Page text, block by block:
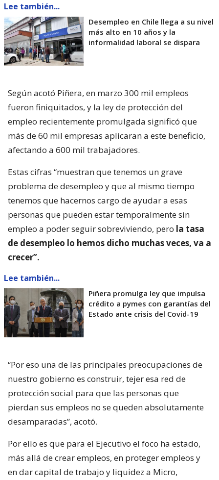
Lee también...
Desempleo en Chile llega a su nivel
más alto en 10 años y la
informalidad laboral se dispara
Según acotó Piñera, en marzo 300 mil empleos
fueron finiquitados, y la ley de protección del
empleo recientemente promulgada significó que
más de 60 mil empresas aplicaran a este beneficio,
afectando a 600 mil trabajadores.
Estas cifras “muestran que tenemos un grave
problema de desempleo y que al mismo tiempo
tenemos que hacernos cargo de ayudar a esas
personas que pueden estar temporalmente sin
empleo a poder seguir sobreviviendo, pero la tasa
de desempleo lo hemos dicho muchas veces, va a
crecer”.
Lee también...
Piñera promulga ley que impulsa
crédito a pymes con garantías del
Estado ante crisis del Covid-19
“Por eso una de las principales preocupaciones de
nuestro gobierno es construir, tejer esa red de
protección social para que las personas que
pierdan sus empleos no se queden absolutamente
desamparadas”, acotó.
Por ello es que para el Ejecutivo el foco ha estado,
más allá de crear empleos, en proteger empleos y
en dar capital de trabajo y liquidez a Micro,